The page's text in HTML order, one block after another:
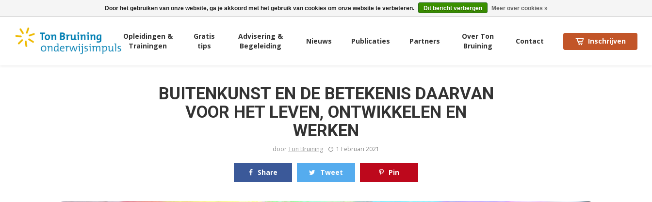
Opleidingen &
Trainingen
Gratis
tips
Advisering &
Begeleiding
Nieuws Publicaties Partners
Over Ton
Bruining
Contact Inschrijven
BUITENKUNST EN DE BETEKENIS DAARVAN
VOOR HET LEVEN, ONTWIKKELEN EN
WERKEN
doorTon Bruining 1 Februari 2021
Share Tweet Pin
Door het gebruiken van onze website, ga je akkoord met het gebruik van cookies om onze website te verbeteren. Dit bericht verbergen Meer over cookies »